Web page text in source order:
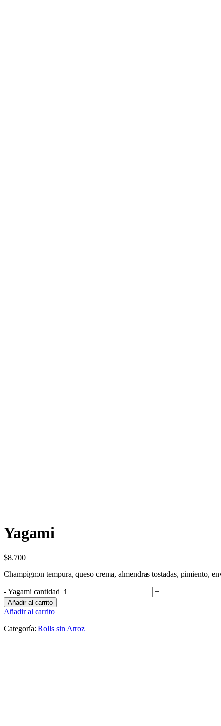
Yagami
$8.700
Champignon tempura, queso crema, almendras tostadas, pimiento,
-Yagami cantidad +
Añadir al carrito
Añadir al carrito
Categoría: Rolls sin Arroz